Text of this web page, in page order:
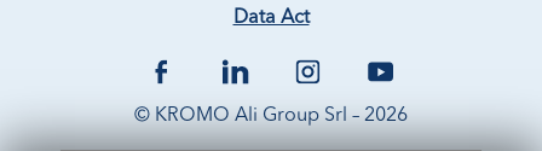
Data Act
© KROMO Ali Group Srl – 2026